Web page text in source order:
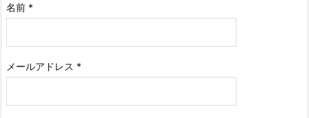
名前 *
メールアドレス *